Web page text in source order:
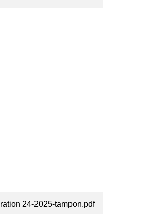
24-2025-tampon.pdf